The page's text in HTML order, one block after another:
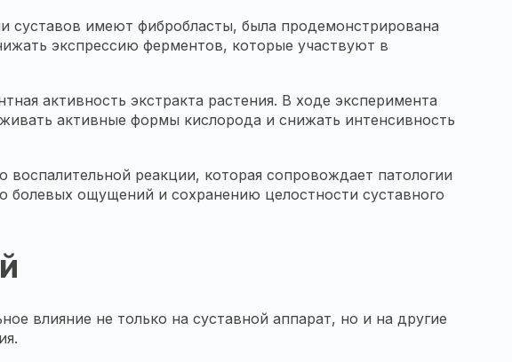
суставов имеют фибробласты, была продемонстрирована
экспрессию ферментов, которые участвуют в
активность экстракта растения. В ходе эксперимента
активные формы кислорода и снижать интенсивность
реакции, которая сопровождает патологии
ощущений и сохранению целостности суставного
влияние не только на суставной аппарат, но и на другие